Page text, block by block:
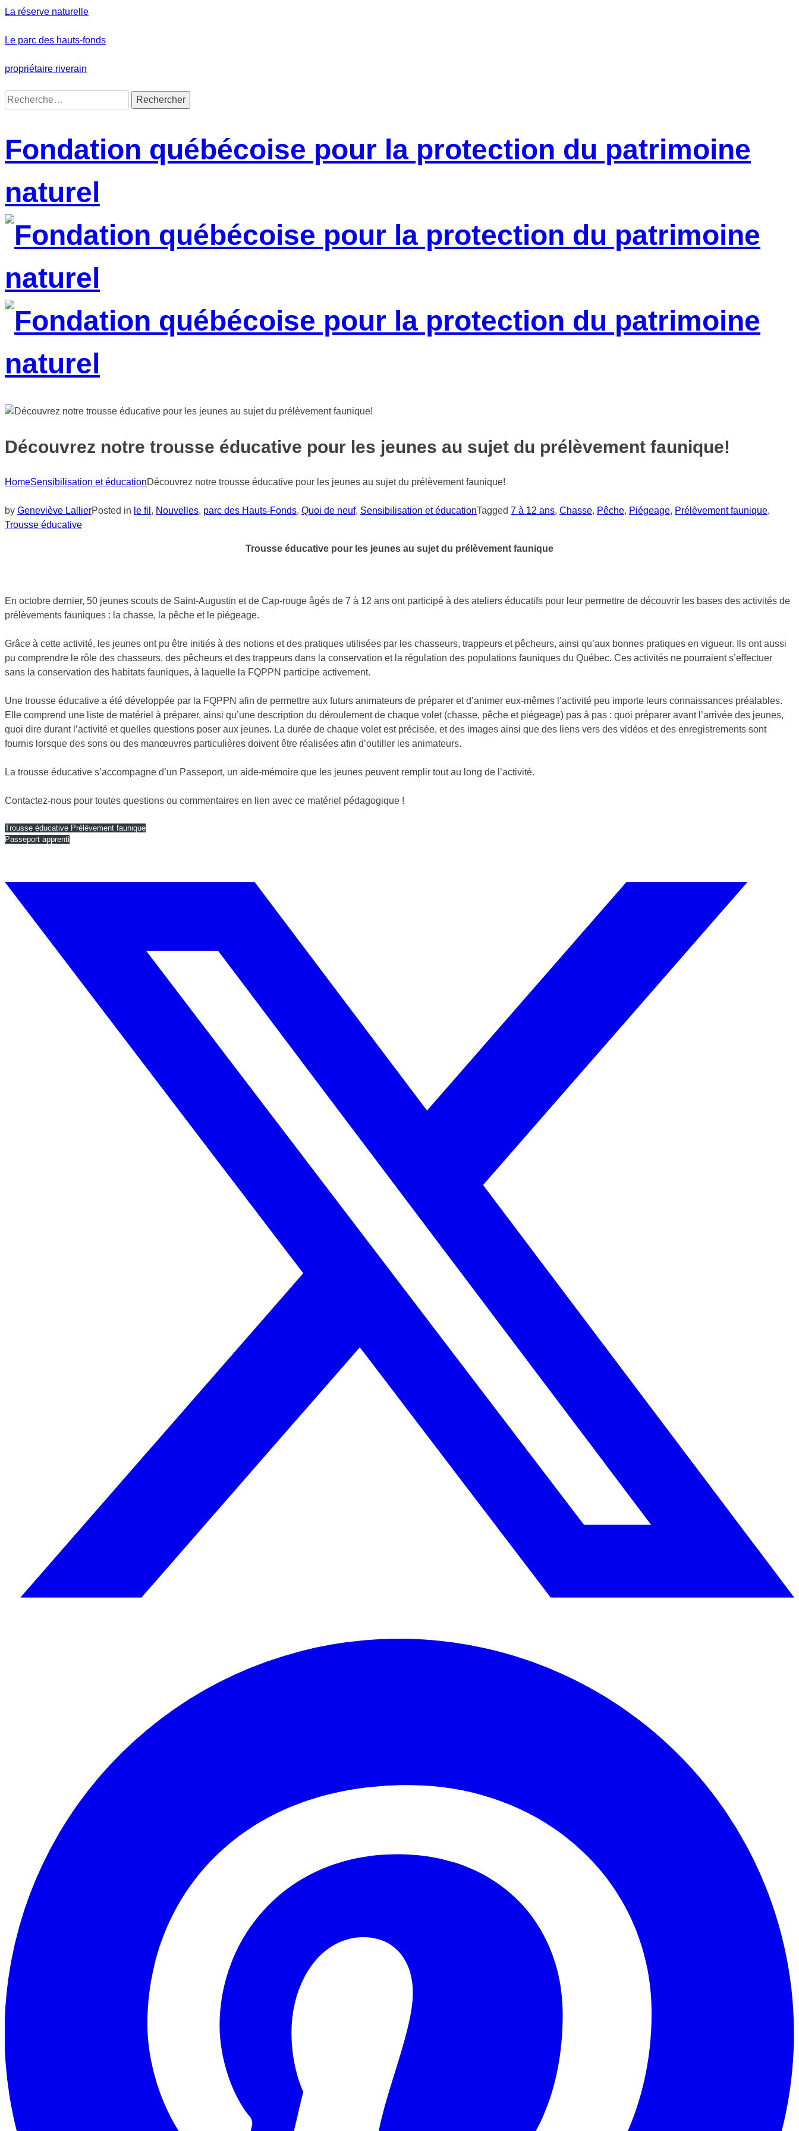
Skip
content
La réserve naturelle
Le parc des hauts-fonds
propriétaire riverain
Rechercher :
Fondation québécoise pour la protection du patrimoine
naturel
Découvrez notre trousse éducative pour les jeunes au sujet du prélèvement faunique!
HomeSensibilisation et éducationDécouvrez notre trousse éducative pour les jeunes au sujet du prélèvement faunique!
by Geneviève LallierPosted in le fil , Nouvelles, parc des Hauts-Fonds, Quoi de neuf, Sensibilisation et éducationTagged 7 à 12 ans, Chasse, Pêche, Piégeage, Prélèvement faunique,
Trousse éducative
Trousse éducative pour les jeunes au sujet du prélèvement faunique
En octobre dernier, 50 jeunes scouts de Saint-Augustin et de Cap-rouge âgés de 7 à 12 ans ont participé à des ateliers éducatifs pour leur permettre de découvrir les bases des activités de
prélèvements fauniques : la chasse, la pêche et le piégeage.
Grâce à cette activité, les jeunes ont pu être initiés à des notions et des pratiques utilisées par les chasseurs, trappeurs et pêcheurs, ainsi qu’aux bonnes pratiques en vigueur. Ils ont aussi
pu comprendre le rôle des chasseurs, des pêcheurs et des trappeurs dans la conservation et la régulation des populations fauniques du Québec. Ces activités ne pourraient s’effectuer
sans la conservation des habitats fauniques, à laquelle la FQPPN participe activement.
Une trousse éducative a été développée par la FQPPN afin de permettre aux futurs animateurs de préparer et d’animer eux-mêmes l’activité peu importe leurs connaissances préalables.
Elle comprend une liste de matériel à préparer, ainsi qu’une description du déroulement de chaque volet (chasse, pêche et piégeage) pas à pas : quoi préparer avant l’arrivée des jeunes,
quoi dire durant l’activité et quelles questions poser aux jeunes. La durée de chaque volet est précisée, et des images ainsi que des liens vers des vidéos et des enregistrements sont
fournis lorsque des sons ou des manœuvres particulières doivent être réalisées afin d’outiller les animateurs.
La trousse éducative s’accompagne d’un Passeport, un aide-mémoire que les jeunes peuvent remplir tout au long de l’activité.
Contactez-nous pour toutes questions ou commentaires en lien avec ce matériel pédagogique !
Trousse éducative Prélèvement faunique
Passeport apprenti